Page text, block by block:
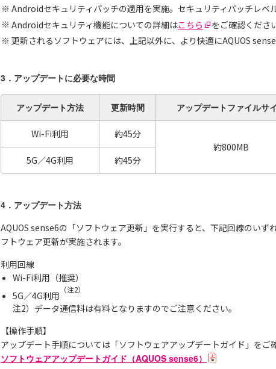
Androidセキュリティパッチの適用を実施。セキュリティパッチレベ
Androidセキュリティ機能についての詳細はこちら
をご確認くださ
更新されるソフトウェアには、上記以外に、より快適にAQUOS
3．アップデートに必要な時間
アップデート方法 更新時間 アップデート ファイルサ
Wi-Fi利用
約45分
約800MB
5G／4G利用
約45分
4．アップデート方法
AQUOS sense6の「ソフトウェア更新」を実行すると、下記回線のい
フトウェア更新が実施されます。
利用回線
Wi-Fi利用（推奨）
5G／4G利用
（注2）
注2）データ通信料は有料となりますのでご注意ください。
【操作手順】
アップデート手順については「ソフトウェアアップデートガイド」をご
ソフトウェアアップデートガイド（AQUOS sense6）